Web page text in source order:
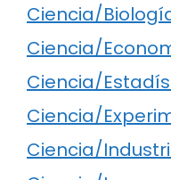
Ciencia/
Ciencia/
Ciencia/
Ciencia/
Ciencia/